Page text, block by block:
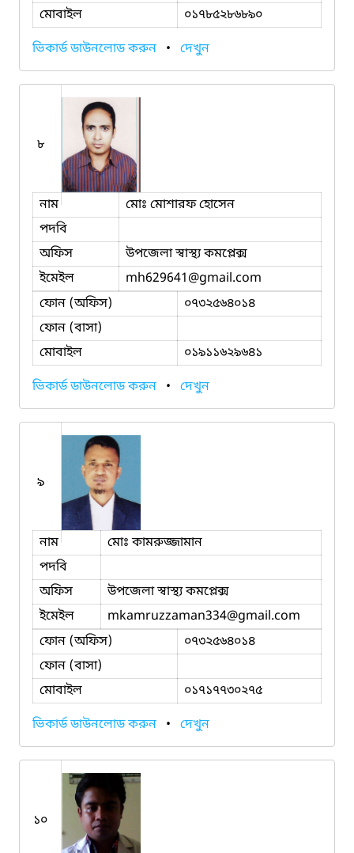
মোবাইল
০১৭৮৫২৮৬৮৯০
ভিকার্ড ডাউনলোড করুন • দেখুন
৮
নাম
মোঃ মোশারফ হোসেন
পদবি
অফিস
উপজেলা স্বাস্থ্য কমপ্লেক্স
ইমেইল
mh629641@gmail.com
ফোন (অফিস)
০৭৩২৫৬৪০১৪
ফোন (বাসা)
মোবাইল
০১৯১১৬২৯৬৪১
ভিকার্ড ডাউনলোড করুন • দেখুন
৯
নাম
মোঃ কামরুজ্জামান
পদবি
অফিস
উপজেলা স্বাস্থ্য কমপ্লেক্স
ইমেইল
mkamruzzaman334@gmail.com
ফোন (অফিস)
০৭৩২৫৬৪০১৪
ফোন (বাসা)
মোবাইল
০১৭১৭৭৩০২৭৫
ভিকার্ড ডাউনলোড করুন • দেখুন
১০